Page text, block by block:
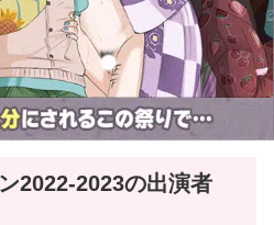
2022-2023の出演者